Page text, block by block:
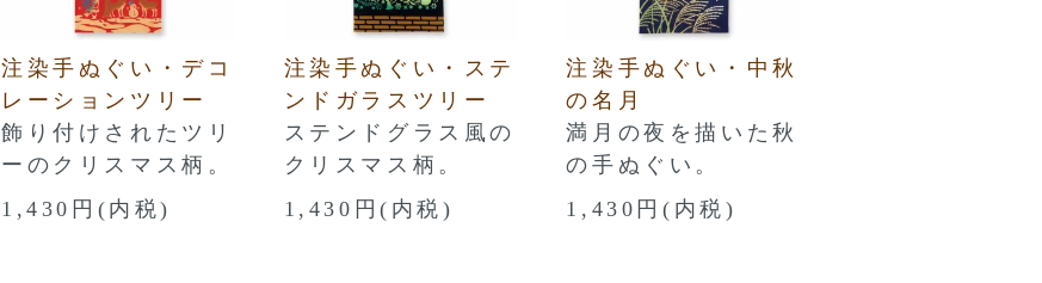
注染手ぬぐい・デコ
レーションツリー
飾り付けされたツリ
ーのクリスマス柄。
1,430円(内税)
注染手ぬぐい・ステ
ンドガラスツリー
ステンドグラス風の
クリスマス柄。
1,430円(内税)
注染手ぬぐい・中秋
の名月
満月の夜を描いた秋
の手ぬぐい。
1,430円(内税)